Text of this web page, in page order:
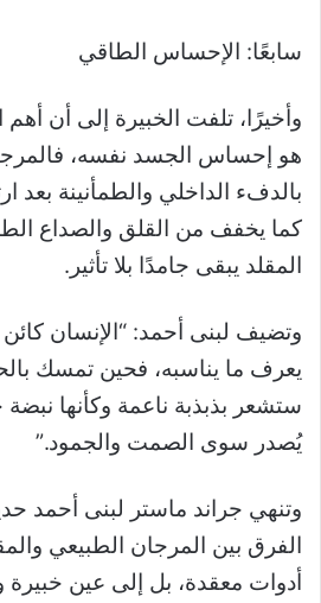
سابعًا: الإحساس الطاقي
وأخيرًا، تلفت الخبيرة إلى أن أهم
هو إحساس الجسد نفسه،
بالدفء الداخلي والطمأنينة بعد
كما يخفف من القلق والصداع
المقلد يبقى جامدًا بلا تأثير.
وتضيف لبنى أحمد: “الإنسان
يعرف ما يناسبه، فحين تمسك
ستشعر بذبذبة ناعمة وكأنها نبضة
يُصدر سوى الصمت والجمود.”
وتنهي جراند ماستر لبنى أحمد
الفرق بين المرجان الطبيعي
أدوات معقدة، بل إلى عين